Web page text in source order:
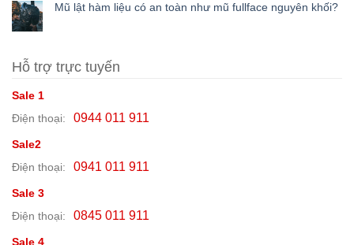
Mũ lật hàm liệu có an toàn như mũ fullface nguyên khối?
Hỗ trợ trực tuyến
Sale 1
Điện thoại:
0944 011 911
Sale2
Điện thoại:
0941 011 911
Sale 3
Điện thoại:
0845 011 911
Sale 4